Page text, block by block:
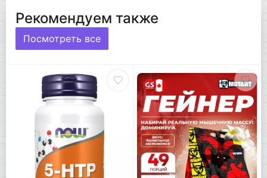
Рекомендуем также
Посмотреть все